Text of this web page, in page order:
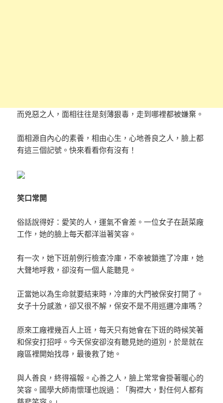
而兇惡之人，面相往往是刻薄狠毒，走到哪裡都被嫌棄。
面相源自內心的素養，相由心生，心地善良之人，臉上都
有這三個記號。快來看看你有沒有！
笑口常開
俗話說得好：愛笑的人，運氣不會差。一位女子在蔬菜廠
工作，她的臉上每天都洋溢著笑容。
有一次，她下班前例行檢查冷庫，不幸被鎖進了冷庫，她
大聲地呼救，卻沒有一個人能聽見。
正當她以為生命就要結束時，冷庫的大門被保安打開了。
女子十分感激，卻又很不解，保安不是不用巡邏冷庫嗎？
原來工廠裡幾百人上班，每天只有她會在下班的時候笑著
和保安打招呼。今天保安卻沒有聽見她的道別，於是就在
廠區裡開始找尋，最後救了她。
與人善良，終得福報。心善之人，臉上常常會掛著暖心的
笑容。國學大師南懷瑾也說過：「胸襟大，對任何人都有